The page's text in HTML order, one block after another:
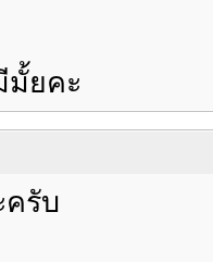
มั้ยคะ
ครับ